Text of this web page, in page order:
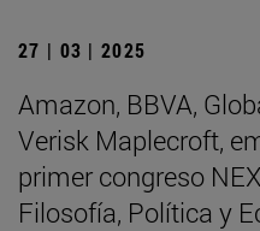
27 | 03 | 2025
Amazon, BBVA,
Verisk Maplecroft,
primer congreso
Filosofía, Política y